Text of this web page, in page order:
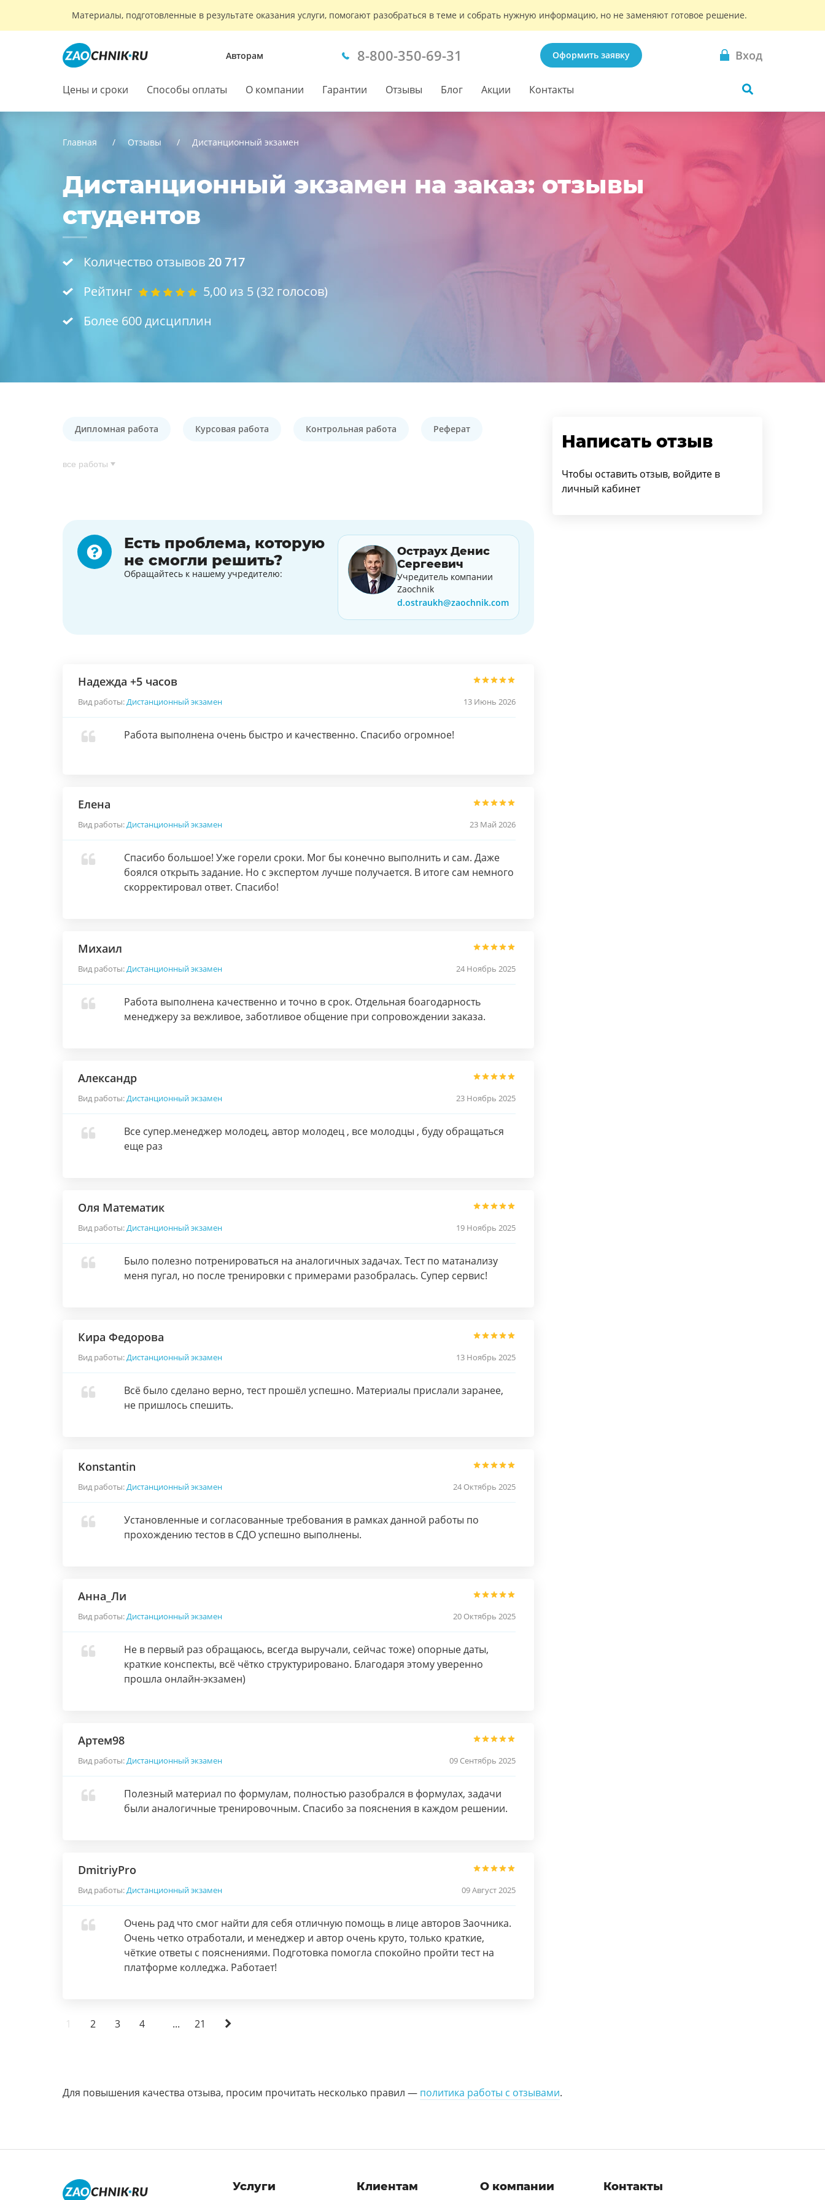
Материалы, подготовленные в результате оказания услуги, помогают разобраться в теме и собрать нужную информацию, но не заменяют готовое решение.
Авторам 8-800-350-69-31 Оформить заявку Вход
Цены и сроки Способы оплаты О компании Гарантии Отзывы Блог Акции Контакты
Главная Отзывы Дистанционный экзамен
Дистанционный экзамен на заказ: отзывы
студентов
Количество отзывов 20 717
Рейтинг
5,00 из 5 (32 голосов)
Более 600 дисциплин
Дипломная работа Курсовая работа Контрольная работа Реферат
все работы
Есть проблема, которую
не смогли решить?
Обращайтесь к нашему учредителю:
Остраух Денис
Сергеевич
Учредитель компании
Zaochnik
d.ostraukh@zaochnik.com
Надежда +5 часов
Вид работы:Дистанционный экзамен 13 Июнь 2026
Работа выполнена очень быстро и качественно. Спасибо огромное!
Елена
Вид работы:Дистанционный экзамен 23 Май 2026
Спасибо большое! Уже горели сроки. Мог бы конечно выполнить и сам. Даже
боялся открыть задание. Но с экспертом лучше получается. В итоге сам немного
скорректировал ответ. Спасибо!
Михаил
Вид работы:Дистанционный экзамен 24 Ноябрь 2025
Работа выполнена качественно и точно в срок. Отдельная боагодарность
менеджеру за вежливое, заботливое общение при сопровождении заказа.
Александр
Вид работы:Дистанционный экзамен 23 Ноябрь 2025
Все супер.менеджер молодец, автор молодец , все молодцы , буду обращаться
еще раз
Оля Математик
Вид работы:Дистанционный экзамен 19 Ноябрь 2025
Было полезно потренироваться на аналогичных задачах. Тест по матанализу
меня пугал, но после тренировки с примерами разобралась. Супер сервис!
Кира Федорова
Вид работы:Дистанционный экзамен 13 Ноябрь 2025
Всё было сделано верно, тест прошёл успешно. Материалы прислали заранее,
не пришлось спешить.
Konstantin
Вид работы:Дистанционный экзамен 24 Октябрь 2025
Установленные и согласованные требования в рамках данной работы по
прохождению тестов в СДО успешно выполнены.
Анна_Ли
Вид работы:Дистанционный экзамен 20 Октябрь 2025
Не в первый раз обращаюсь, всегда выручали, сейчас тоже) опорные даты,
краткие конспекты, всё чётко структурировано. Благодаря этому уверенно
прошла онлайн-экзамен)
Артем98
Вид работы:Дистанционный экзамен 09 Сентябрь 2025
Полезный материал по формулам, полностью разобрался в формулах, задачи
были аналогичные тренировочным. Спасибо за пояснения в каждом решении.
DmitriyPro
Вид работы:Дистанционный экзамен 09 Август 2025
Очень рад что смог найти для себя отличную помощь в лице авторов Заочника.
Очень четко отработали, и менеджер и автор очень круто, только краткие,
чёткие ответы с пояснениями. Подготовка помогла спокойно пройти тест на
платформе колледжа. Работает!
1 2 3 4 ... 21
Написать отзыв
Чтобы оставить отзыв, войдите в
личный кабинет
Для повышения качества отзыва, просим прочитать несколько правил — политика работы с отзывами.
Услуги Клиентам О компании Контакты